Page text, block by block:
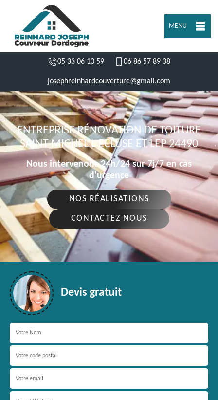
MENU
05 33 06 10 59 06 86 57 89 38
josephreinhardcouverture@gmail.com
ENTREPRISE RÉNOVATION DE TOITURE
SAINT MICHEL L ECLUSE ET LEP 24490
Nous intervenons 24h/24 sur 7j/7 en cas
d'urgence
NOS RÉALISATIONS
CONTACTEZ NOUS
Devis gratuit